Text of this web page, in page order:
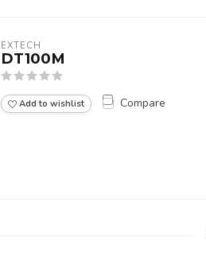
EXTECH
DT100M
Add to wishlist Compare